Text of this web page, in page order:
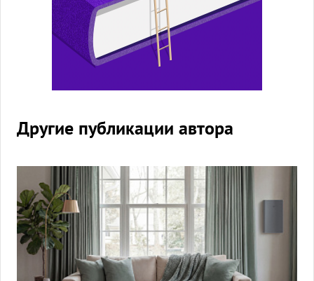
Другие публикации автора